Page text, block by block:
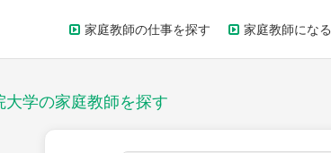
家庭教師の仕事を探す 家庭教師になる
学の家庭教師を探す